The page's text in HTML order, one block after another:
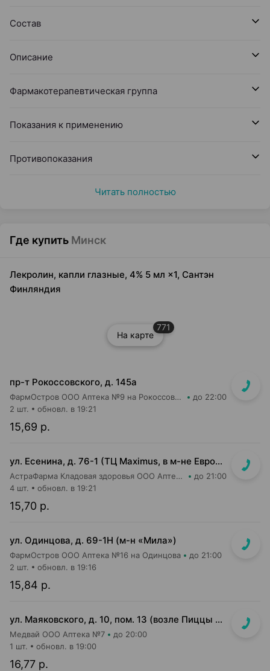
Состав
Описание
Фармакотерапевтическая группа
Показания к применению
Противопоказания
Читать полностью
Где купить Минск
Лекролин, капли глазные, 4% 5 мл ×1, Сантэн
Финляндия
На карте
771
пр-т Рокоссовского, д. 145а
ФармОстров ООО Аптека №9 на Рокоссовского до 22:00
15,69 р.
2 шт. обновл. в 19:21
ул. Есенина, д. 76-1 (ТЦ Maximus, в м-не Евроопт Super)
АстраФарма Кладовая здоровья ООО Аптека №9 до 21:00
15,70 р.
4 шт. обновл. в 19:21
ул. Одинцова, д. 69-1Н (м-н «Мила»)
ФармОстров ООО Аптека №16 на Одинцова до 21:00
15,84 р.
2 шт. обновл. в 19:16
ул. Маяковского, д. 10, пом. 13 (возле Пиццы Мании)
Медвай ООО Аптека №7 до 20:00
16,77 р.
1 шт. обновл. в 19:00